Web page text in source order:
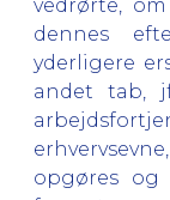
vedrørte,
dennes
yderligere
andet tab,
opgøres